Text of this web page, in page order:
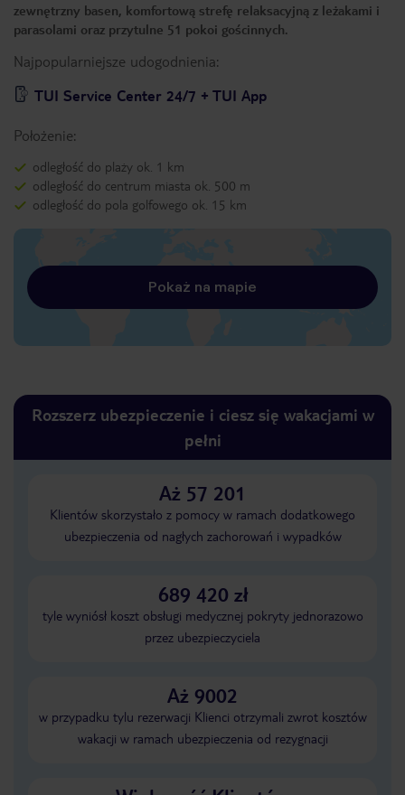
zewnętrzny basen, komfortową strefę relaksacyjną z leżakami i
parasolami oraz przytulne 51 pokoi gościnnych.
Najpopularniejsze udogodnienia:
TUI Service Center 24/7 + TUI App
Położenie:
odległość do plaży ok. 1 km
odległość do centrum miasta ok. 500 m
odległość do pola golfowego ok. 15 km
Pokaż na mapie
Rozszerz ubezpieczenie i ciesz się wakacjami w
pełni
Aż 57 201
Klientów skorzystało z pomocy w ramach dodatkowego
ubezpieczenia od nagłych zachorowań i wypadków
689 420 zł
tyle wyniósł koszt obsługi medycznej pokryty jednorazowo
przez ubezpieczyciela
Aż 9002
w przypadku tylu rezerwacji Klienci otrzymali zwrot kosztów
wakacji w ramach ubezpieczenia od rezygnacji